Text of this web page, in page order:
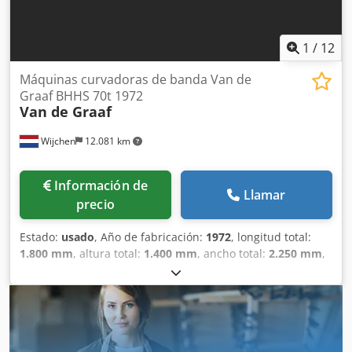
1 / 12
Wijchen 12.081 km
Máquinas curvadoras de banda Van de
Graaf BHHS 70t 1972
Van de Graaf
Información de
precio
Llamar
Estado: usado, Año de fabricación: 1972, longitud total:
1.800 mm, altura total: 1.400 mm, ancho total: 2.250 mm,
Color: Verde Peso en vacío: 2000 kg Precio: Consultar - Año
de fabricación: 1972 - Documentación disponible: No
Codpfxezm N Rio Aanorf - Certificado CE: No - Sistema de
control: Convencional - Dimensiones de transporte: 1800
mm x 2250 mm x 1400 mm (largo x ancho x alto) - Peso de